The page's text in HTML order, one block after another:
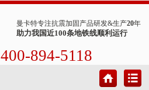
曼卡特专注抗震加固产品研发&生产20年
助力我国近100条地铁线顺利运行
400-894-5118